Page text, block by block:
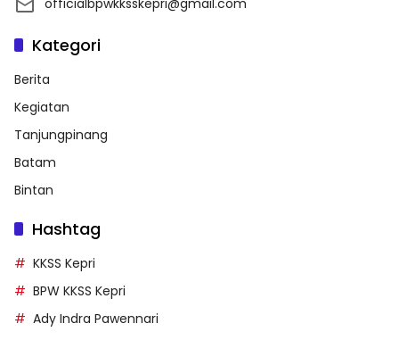
Kategori
Berita
Kegiatan
Tanjungpinang
Batam
Bintan
Hashtag
KKSS Kepri
BPW KKSS Kepri
Ady Indra Pawennari